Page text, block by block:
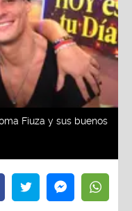
Fiuza y sus buenos